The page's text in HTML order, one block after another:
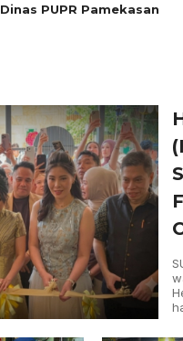
Dinas PUPR Pamekasan